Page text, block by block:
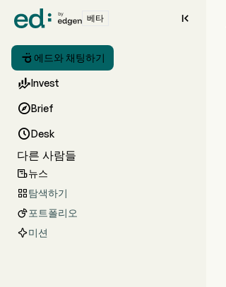
베타 
 에드와 채팅하기
Invest
Brief
Desk
다른 사람들
뉴스
탐색하기
포트폴리오
미션